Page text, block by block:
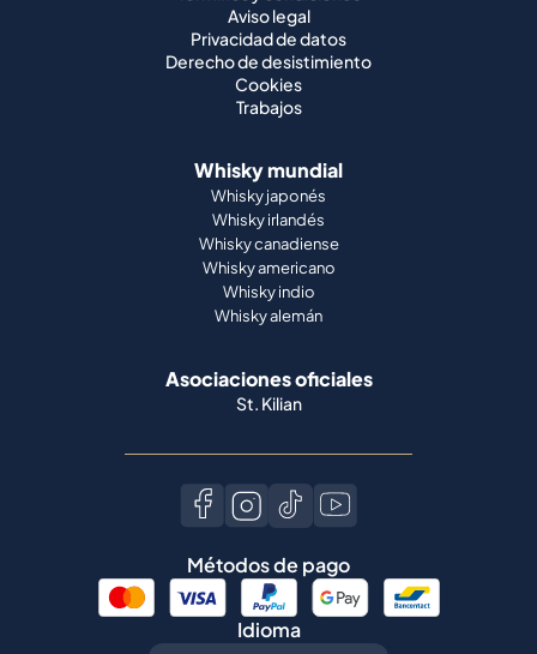
Aviso legal
Privacidad de datos
Derecho de desistimiento
Cookies
Trabajos
Whisky mundial
Whisky japonés
Whisky irlandés
Whisky canadiense
Whisky americano
Whisky indio
Whisky alemán
Asociaciones oficiales
St. Kilian
Métodos de pago
Idioma